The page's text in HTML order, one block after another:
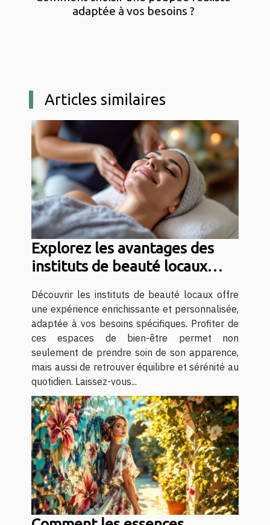
adaptée à vos besoins ?
Articles similaires
Explorez les avantages des
instituts de beauté locaux
Découvrir les instituts de beauté locaux offre
une expérience enrichissante et personnalisée,
adaptée à vos besoins spécifiques. Profiter de
ces espaces de bien-être permet non
seulement de prendre soin de son apparence,
mais aussi de retrouver équilibre et sérénité au
quotidien. Laissez-vous...